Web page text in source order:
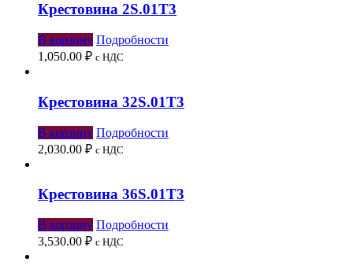
Крестовина 2S.01Т3
В корзину Подробности
1,050.00 ₽ с НДС
Крестовина 32S.01Т3
В корзину Подробности
2,030.00 ₽ с НДС
Крестовина 36S.01Т3
В корзину Подробности
3,530.00 ₽ с НДС